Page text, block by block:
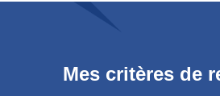
4 à 7 ans , propose une
Mes critères de